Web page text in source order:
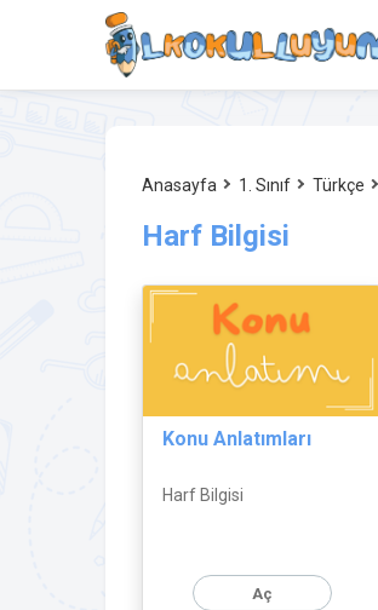
Anasayfa 1. Sınıf Türkçe
Harf Bilgisi
Konu Anlatımları
Harf Bilgisi
Aç